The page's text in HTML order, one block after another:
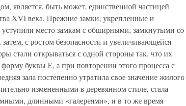
является, быть может, единственной частицей
XVI века. Прежние замки, укрепленные и
место замкам с обширными, замкнутыми со
с ростом безопасности и увеличивающейся
стали открываться с одной стороны так, что их
буквы Е, а при повторении этого процесса с
зала постепенно утратила свое значение жилого
измененными в деревянном стиле, стала
длинными «галереями», и в то же время